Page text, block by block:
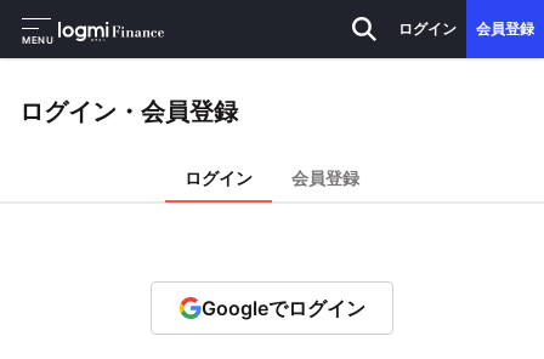
MENU
ログイン 会員登録
ログイン・会員登録
ログイン 会員登録
Googleでログイン